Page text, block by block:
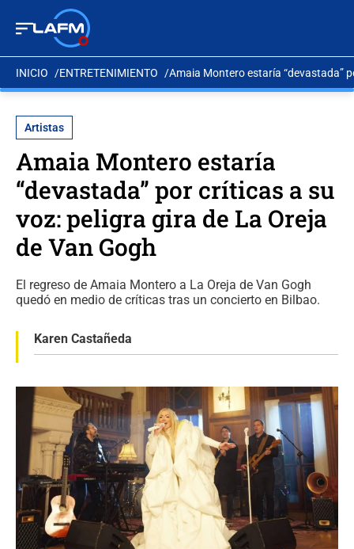
INICIO ENTRETENIMIENTO Amaia Montero estaría “devastada”
Artistas
Amaia Montero estaría
“devastada” por críticas a su
voz: peligra gira de La Oreja
de Van Gogh
El regreso de Amaia Montero a La Oreja de Van Gogh
quedó en medio de críticas tras un concierto en Bilbao.
Karen Castañeda